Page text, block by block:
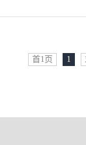
首1页 1